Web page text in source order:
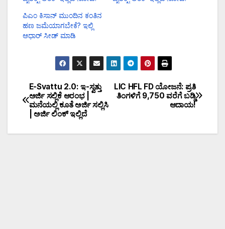
ಪಿಎಂ ಕಿಸಾನ್ ಮುಂದಿನ ಕಂತಿನ
ಹಣ ಜಮೆಯಾಗಬೇಕೆ? ಇಲ್ಲಿ
ಆಧಾರ್ ಸೀಡ್ ಮಾಡಿ
LIC HFL FD ಯೋಜನೆ: ಪ್ರತಿ
ತಿಂಗಳಿಗೆ ₹9,750 ವರೆಗೆ ಬಡ್ಡಿ
ಆದಾಯ!
E-Svattu 2.0: ಇ-ಸ್ವತ್ತು
ಅರ್ಜಿ ಸಲ್ಲಿಕೆ ಆರಂಭ |
ಮನೆಯಲ್ಲಿ ಕೂತೆ ಅರ್ಜಿ ಸಲ್ಲಿಸಿ
| ಅರ್ಜಿ ಲಿಂಕ್ ಇಲ್ಲಿದೆ